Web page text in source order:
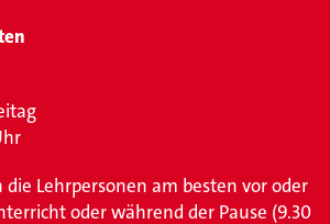
die Lehrpersonen am besten vor oder
oder während der Pause (9.30